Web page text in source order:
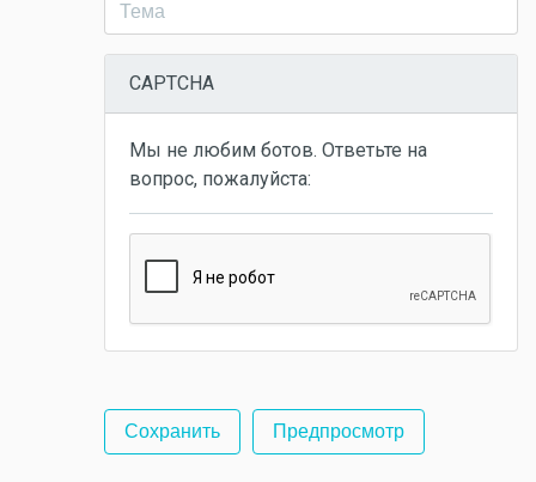
CAPTCHA
Мы не любим ботов. Ответьте на
вопрос, пожалуйста: